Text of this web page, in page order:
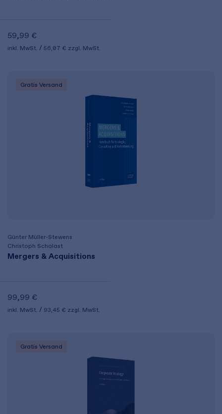
59,99 €
inkl. MwSt. 56,07 € zzgl. MwSt.
Gratis Versand
Günter Müller-Stewens
Christoph Schalast
Mergers & Acquisitions
99,99 €
inkl. MwSt. 93,45 € zzgl. MwSt.
Gratis Versand